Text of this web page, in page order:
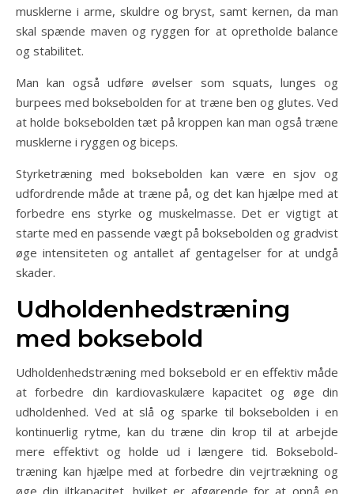
musklerne i arme, skuldre og bryst, samt kernen, da man
skal spænde maven og ryggen for at opretholde balance
og stabilitet.
Man kan også udføre øvelser som squats, lunges og
burpees med boksebolden for at træne ben og glutes. Ved
at holde boksebolden tæt på kroppen kan man også træne
musklerne i ryggen og biceps.
Styrketræning med boksebolden kan være en sjov og
udfordrende måde at træne på, og det kan hjælpe med at
forbedre ens styrke og muskelmasse. Det er vigtigt at
starte med en passende vægt på boksebolden og gradvist
øge intensiteten og antallet af gentagelser for at undgå
skader.
Udholdenhedstræning
med boksebold
Udholdenhedstræning med boksebold er en effektiv måde
at forbedre din kardiovaskulære kapacitet og øge din
udholdenhed. Ved at slå og sparke til boksebolden i en
kontinuerlig rytme, kan du træne din krop til at arbejde
mere effektivt og holde ud i længere tid. Boksebold-
træning kan hjælpe med at forbedre din vejrtrækning og
øge din iltkapacitet, hvilket er afgørende for at opnå en